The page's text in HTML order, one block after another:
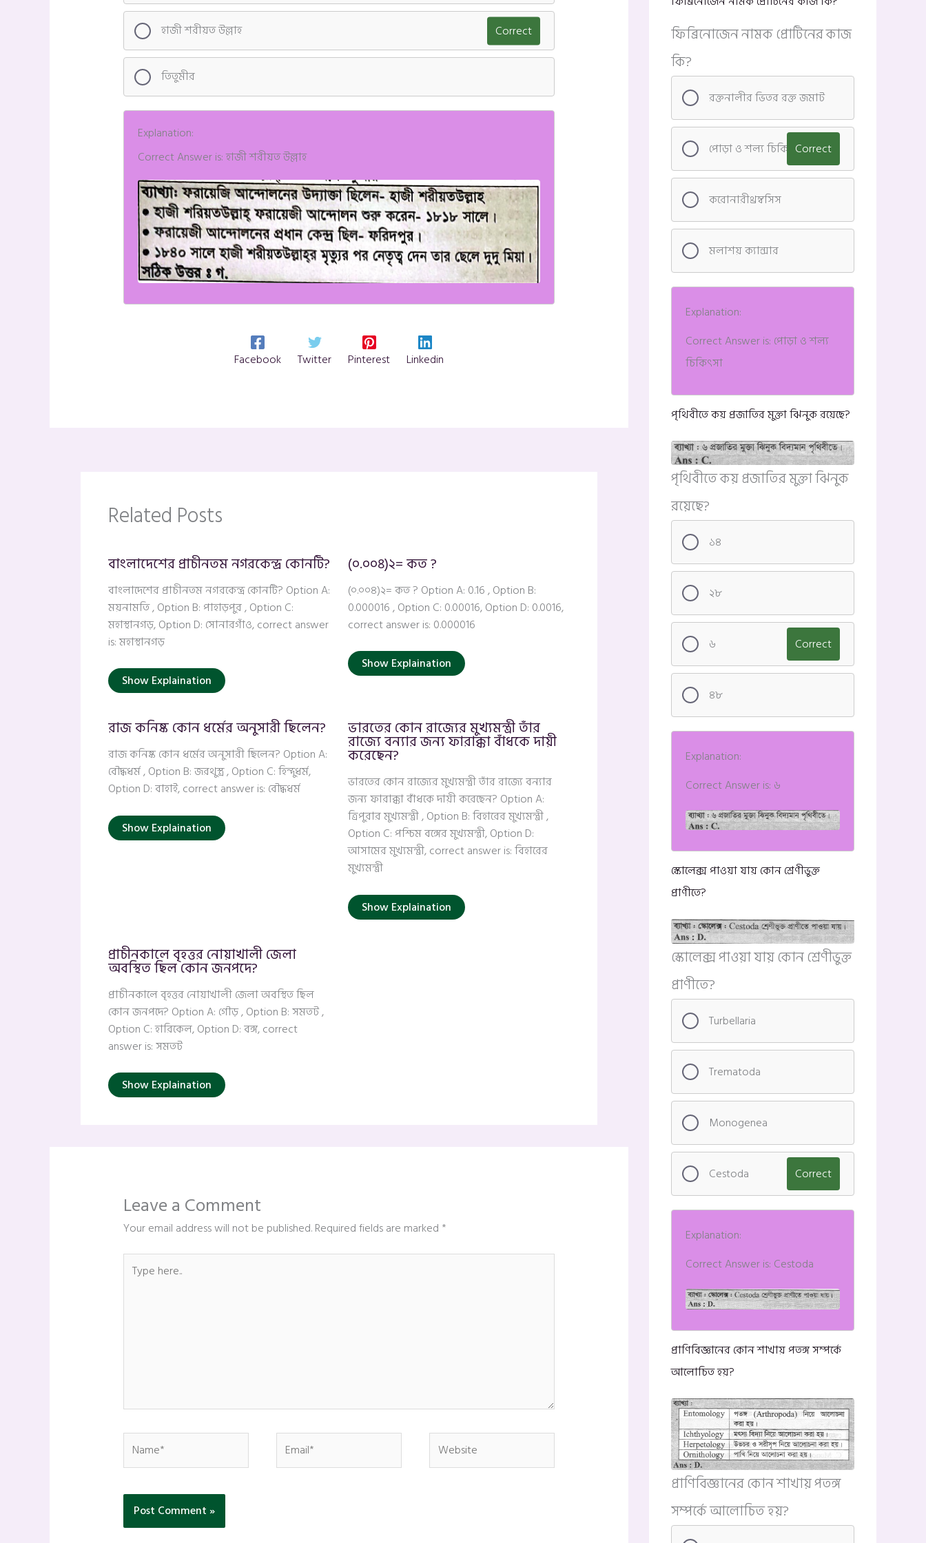
হাজী শরীয়ত উল্লাহ Correct
তিতুমীর
Explanation:
Correct Answer is: হাজী শরীয়ত উল্লাহ
Facebook Twitter Pinterest Linkedin
Related Posts
বাংলাদেশের প্রাচীনতম নগরকেন্দ্র কোনটি?
বাংলাদেশের প্রাচীনতম নগরকেন্দ্র কোনটি? Option A:
ময়নামতি , Option B: পাহাড়পুর , Option C:
মহাস্থানগড়, Option D: সোনারগাঁও, correct answer
is: মহাস্থানগড়
Show Explaination
(০.০০৪)২= কত ?
(০.০০৪)২= কত ? Option A: 0.16 , Option B:
0.000016 , Option C: 0.00016, Option D: 0.0016,
correct answer is: 0.000016
Show Explaination
রাজ কনিষ্ক কোন ধর্মের অনুসারী ছিলেন?
রাজ কনিষ্ক কোন ধর্মের অনুসারী ছিলেন? Option A:
বৌদ্ধধর্ম , Option B: জরথুস্ত্র , Option C: হিন্দুধর্ম,
Option D: বাহাই, correct answer is: বৌদ্ধধর্ম
Show Explaination
ভারতের কোন রাজ্যের মুখ্যমন্ত্রী তাঁর
রাজ্যে বন্যার জন্য ফারাক্কা বাঁধকে দায়ী
করেছেন?
ভারতের কোন রাজ্যের মুখ্যমন্ত্রী তাঁর রাজ্যে বন্যার
জন্য ফারাক্কা বাঁধকে দায়ী করেছেন? Option A:
ত্রিপুরার মুখ্যমন্ত্রী , Option B: বিহারের মুখ্যমন্ত্রী ,
Option C: পশ্চিম বঙ্গের মুখ্যমন্ত্রী, Option D:
আসামের মুখ্যমন্ত্রী, correct answer is: বিহারের
মুখ্যমন্ত্রী
Show Explaination
প্রাচীনকালে বৃহত্তর নোয়াখালী জেলা
অবস্থিত ছিল কোন জনপদে?
প্রাচীনকালে বৃহত্তর নোয়াখালী জেলা অবস্থিত ছিল
কোন জনপদে? Option A: গৌড় , Option B: সমতট ,
Option C: হারিকেল, Option D: বঙ্গ, correct
answer is: সমতট
Show Explaination
Leave a Comment
Your email address will not be published. Required fields are marked *
here..
ফিব্রিনোজেন নামক প্রোটিনের কাজ
কি?
রক্তনালীর ভিতর রক্ত জমাট
পোড়া ও শল্য চিকিৎসাCorrect
করোনারীথ্রম্বসিস
মলাশয় ক্যান্সার
Explanation:
Correct Answer is: পোড়া ও শল্য
চিকিৎসা
পৃথিবীতে কয় প্রজাতির মুক্তা ঝিনুক রয়েছে?
পৃথিবীতে কয় প্রজাতির মুক্তা ঝিনুক
রয়েছে?
১৪
২৮
৬ Correct
৪৮
Explanation:
Correct Answer is: ৬
স্কোলেক্স পাওয়া যায় কোন শ্রেণীভুক্ত
প্রাণীতে?
স্কোলেক্স পাওয়া যায় কোন শ্রেণীভুক্ত
প্রাণীতে?
Turbellaria
Trematoda
Monogenea
Cestoda Correct
Explanation:
Correct Answer is: Cestoda
প্রাণিবিজ্ঞানের কোন শাখায় পতঙ্গ সম্পর্কে
আলোচিত হয়?
প্রাণিবিজ্ঞানের কোন শাখায় পতঙ্গ
সম্পর্কে আলোচিত হয়?